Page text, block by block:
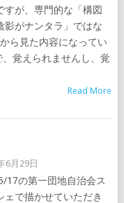
すが、専門的な「構図
影がナンタラ」ではな
ら見た内容になってい
覚えられませんし、覚
Read More
6月29日
17の第一団地自治会ス
ェで描かせていただき